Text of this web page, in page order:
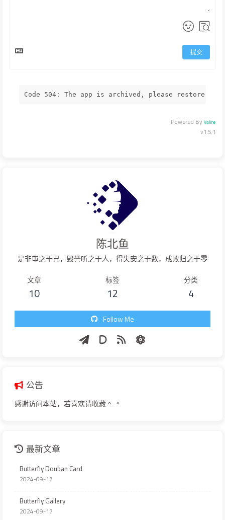
提交
Code 504: The app is archived, please restore in
Powered By Valine
v1.5.1
陈北鱼
是非审之于己，毁誉听之于人，得失安之于数，成败归之于零
文章
10
标签
12
分类
4
Follow Me
公告
感谢访问本站，若喜欢请收藏 ^_^
最新文章
Butterfly Douban Card
2024-09-17
Butterfly Gallery
2024-09-17